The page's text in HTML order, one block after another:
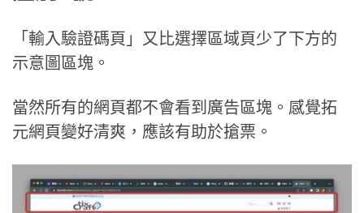
「輸入驗證碼頁」又比選擇區域頁少了下方的
示意圖區塊。
當然所有的網頁都不會看到廣告區塊。感覺拓
元網頁變好清爽，應該有助於搶票。